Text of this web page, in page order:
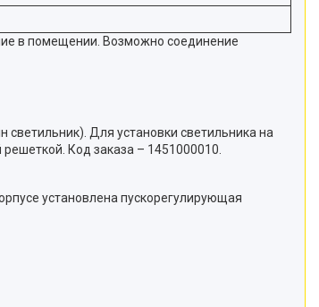
в помещении. Возможно соединение
Для установки светильника на
Код заказа – 1451000010.
установлена пускорегулирующая